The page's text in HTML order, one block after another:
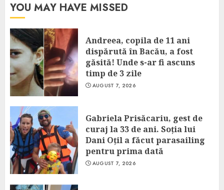
YOU MAY HAVE MISSED
Andreea, copila de 11 ani
dispărută în Bacău, a fost
găsită! Unde s-ar fi ascuns
timp de 3 zile
AUGUST 7, 2026
Gabriela Prisăcariu, gest de
curaj la 33 de ani. Soția lui
Dani Oțil a făcut parasailing
pentru prima dată
AUGUST 7, 2026